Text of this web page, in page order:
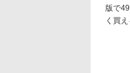
版で
く買